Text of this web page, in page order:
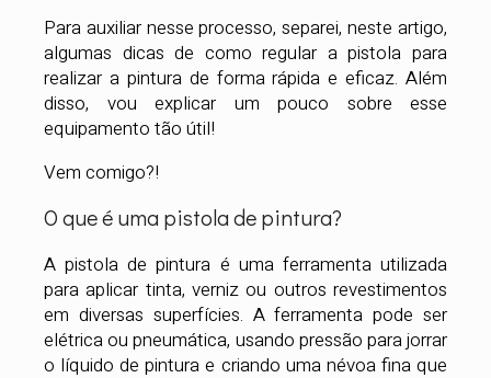
Para auxiliar nesse processo, separei, neste artigo,
algumas dicas de como regular a pistola para
realizar a pintura de forma rápida e eficaz. Além
disso, vou explicar um pouco sobre esse
equipamento tão útil!
Vem comigo?!
O que é uma pistola de pintura?
A pistola de pintura é uma ferramenta utilizada
para aplicar tinta, verniz ou outros revestimentos
em diversas superfícies. A ferramenta pode ser
elétrica ou pneumática, usando pressão para jorrar
o líquido de pintura e criando uma névoa fina que